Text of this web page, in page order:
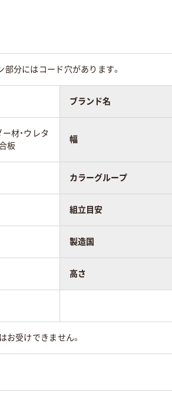
分にはコード穴があります。
ブランド名
材・ウレタ
板
幅
カラーグループ
組立目安
製造国
高さ
お受けできません。